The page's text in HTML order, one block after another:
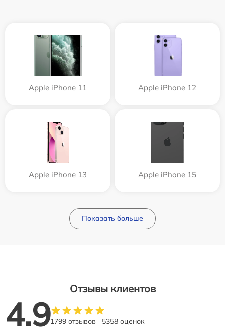
Apple iPhone 11 Apple iPhone 12
Apple iPhone 13 Apple iPhone 15
Показать больше
Отзывы клиентов
4.91799 отзывов 5358 оценок